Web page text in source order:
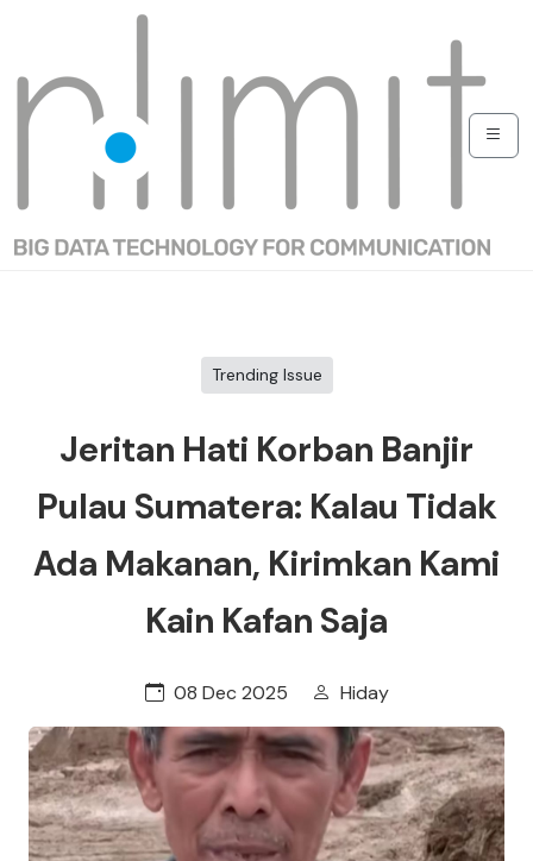
Trending Issue
Jeritan Hati Korban Banjir
Pulau Sumatera: Kalau Tidak
Ada Makanan, Kirimkan Kami
Kain Kafan Saja
08 Dec 2025 Hiday